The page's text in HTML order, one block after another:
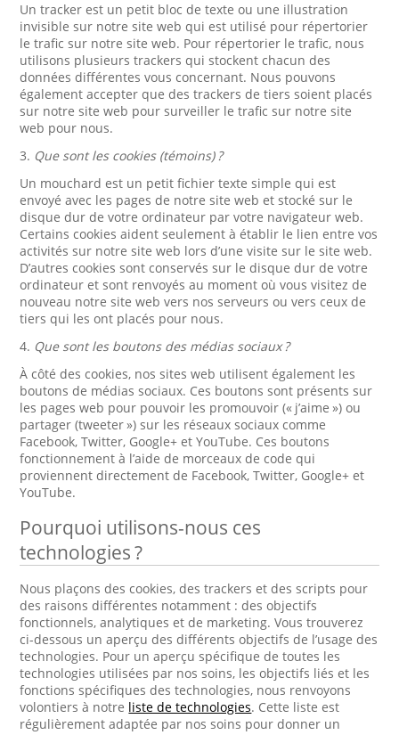
Un tracker est un petit bloc de texte ou une illustration
invisible sur notre site web qui est utilisé pour répertorier
le trafic sur notre site web. Pour répertorier le trafic, nous
utilisons plusieurs trackers qui stockent chacun des
données différentes vous concernant. Nous pouvons
également accepter que des trackers de tiers soient placés
sur notre site web pour surveiller le trafic sur notre site
web pour nous.
3. Que sont les cookies (témoins) ?
Un mouchard est un petit fichier texte simple qui est
envoyé avec les pages de notre site web et stocké sur le
disque dur de votre ordinateur par votre navigateur web.
Certains cookies aident seulement à établir le lien entre vos
activités sur notre site web lors d’une visite sur le site web.
D’autres cookies sont conservés sur le disque dur de votre
ordinateur et sont renvoyés au moment où vous visitez de
nouveau notre site web vers nos serveurs ou vers ceux de
tiers qui les ont placés pour nous.
4. Que sont les boutons des médias sociaux ?
À côté des cookies, nos sites web utilisent également les
boutons de médias sociaux. Ces boutons sont présents sur
les pages web pour pouvoir les promouvoir (« j’aime ») ou
partager (tweeter ») sur les réseaux sociaux comme
Facebook, Twitter, Google+ et YouTube. Ces boutons
fonctionnement à l’aide de morceaux de code qui
proviennent directement de Facebook, Twitter, Google+ et
YouTube.
Pourquoi utilisons-nous ces
technologies ?
Nous plaçons des cookies, des trackers et des scripts pour
des raisons différentes notamment : des objectifs
fonctionnels, analytiques et de marketing. Vous trouverez
ci-dessous un aperçu des différents objectifs de l’usage des
technologies. Pour un aperçu spécifique de toutes les
technologies utilisées par nos soins, les objectifs liés et les
fonctions spécifiques des technologies, nous renvoyons
volontiers à notre liste de technologies. Cette liste est
régulièrement adaptée par nos soins pour donner un